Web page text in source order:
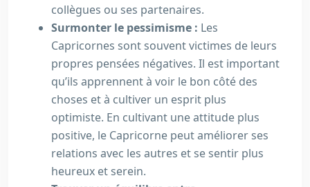
collègues ou ses partenaires.
Surmonter le pessimisme : Les
Capricornes sont souvent victimes de leurs
propres pensées négatives. Il est important
qu’ils apprennent à voir le bon côté des
choses et à cultiver un esprit plus
optimiste. En cultivant une attitude plus
positive, le Capricorne peut améliorer ses
relations avec les autres et se sentir plus
heureux et serein.